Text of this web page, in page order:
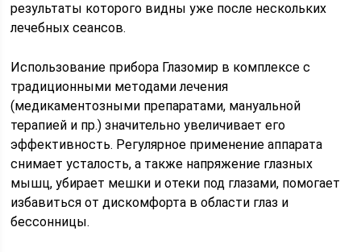
результаты которого видны уже после нескольких
лечебных сеансов.
Использование прибора Глазомир в комплексе с
традиционными методами лечения
(медикаментозными препаратами, мануальной
терапией и пр.) значительно увеличивает его
эффективность. Регулярное применение аппарата
снимает усталость, а также напряжение глазных
мышц, убирает мешки и отеки под глазами, помогает
избавиться от дискомфорта в области глаз и
бессонницы.